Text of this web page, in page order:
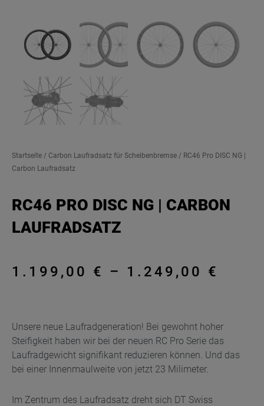
Startseite / Carbon Laufradsatz für Scheibenbremse / RC46 Pro DISC NG |
Carbon Laufradsatz
RC46 PRO DISC NG | CARBON
LAUFRADSATZ
1.199,00 € – 1.249,00 €
bis
Unsere neue Laufradgeneration! Bei gewohnt hoher
Steifigkeit haben wir bei der neuen RC Pro Serie das
Laufradgewicht signifikant reduzieren können. Und das
bei einer Innenmaulweite von jetzt 23 Milimeter.
Im Zentrum des Laufradsatz dreht sich DT Swiss